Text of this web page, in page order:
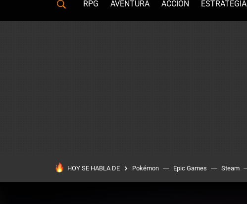
RPG AVENTURA ACCIÓN ESTRATEGIA
HOY SE HABLA DE Pokémon Epic Games Steam